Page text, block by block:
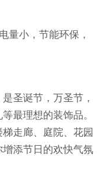
量小，节能环保，
圣诞节，万圣节，
最理想的装饰品。
走廊、庭院、花园
添节日的欢快气氛